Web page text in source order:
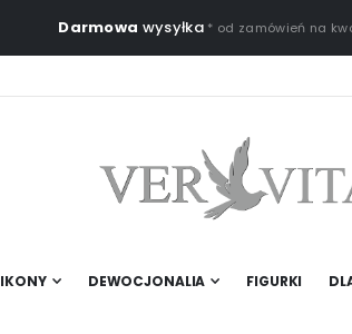
Darmowa wysyłka * od zamówień na
IKONY DEWOCJONALIA FIGURKI